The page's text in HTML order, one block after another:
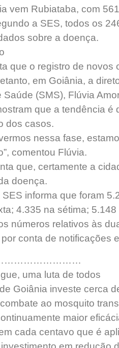
vem Rubiataba, com
a SES, todos os
sobre a doença.
que o registro de
em Goiânia, a
Saúde (SMS), Flúvia
que a tendência é
dos casos.
nessa fase,
comentou Flúvia.
que, certamente a
doença.
SES informa que foram
4.335 na sétima;
números relativos às
conta de notificações
uma luta de todos
Goiânia investe cerca
ao mosquito
maior
cada centavo que é